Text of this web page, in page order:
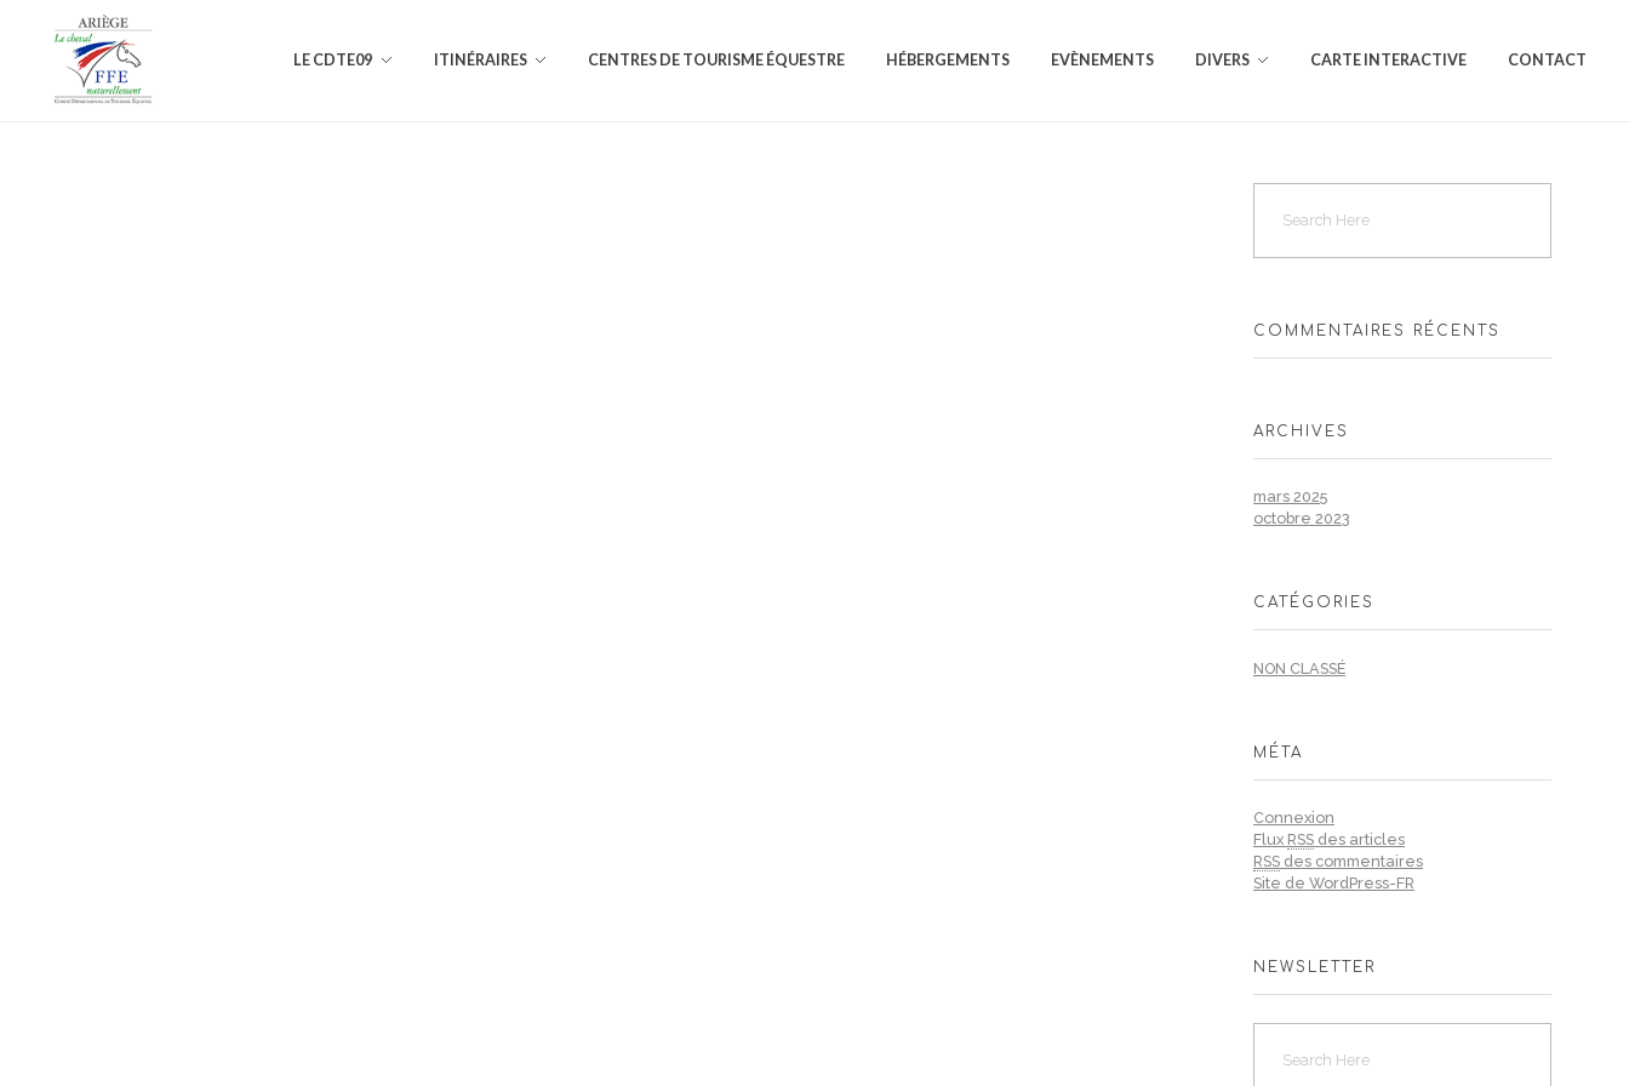
LE CDTE09 ITINÉRAIRES CENTRES DE TOURISME ÉQUESTRE HÉBERGEMENTS EVÈNEMENTS DIVERS CARTE INTERACTIVE CONTACT
COMMENTAIRES RÉCENTS
ARCHIVES
mars 2025
octobre 2023
CATÉGORIES
NON CLASSÉ
MÉTA
Connexion
Flux RSS des articles
RSS des commentaires
Site de WordPress-FR
NEWSLETTER